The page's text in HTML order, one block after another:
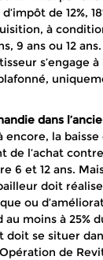
de 12%,
à
9 ans ou 12 ans.
s’engage
dans
la baisse
de l’achat
6 et 12 ans.
doit
ou
moins à 25%
doit se situer
de